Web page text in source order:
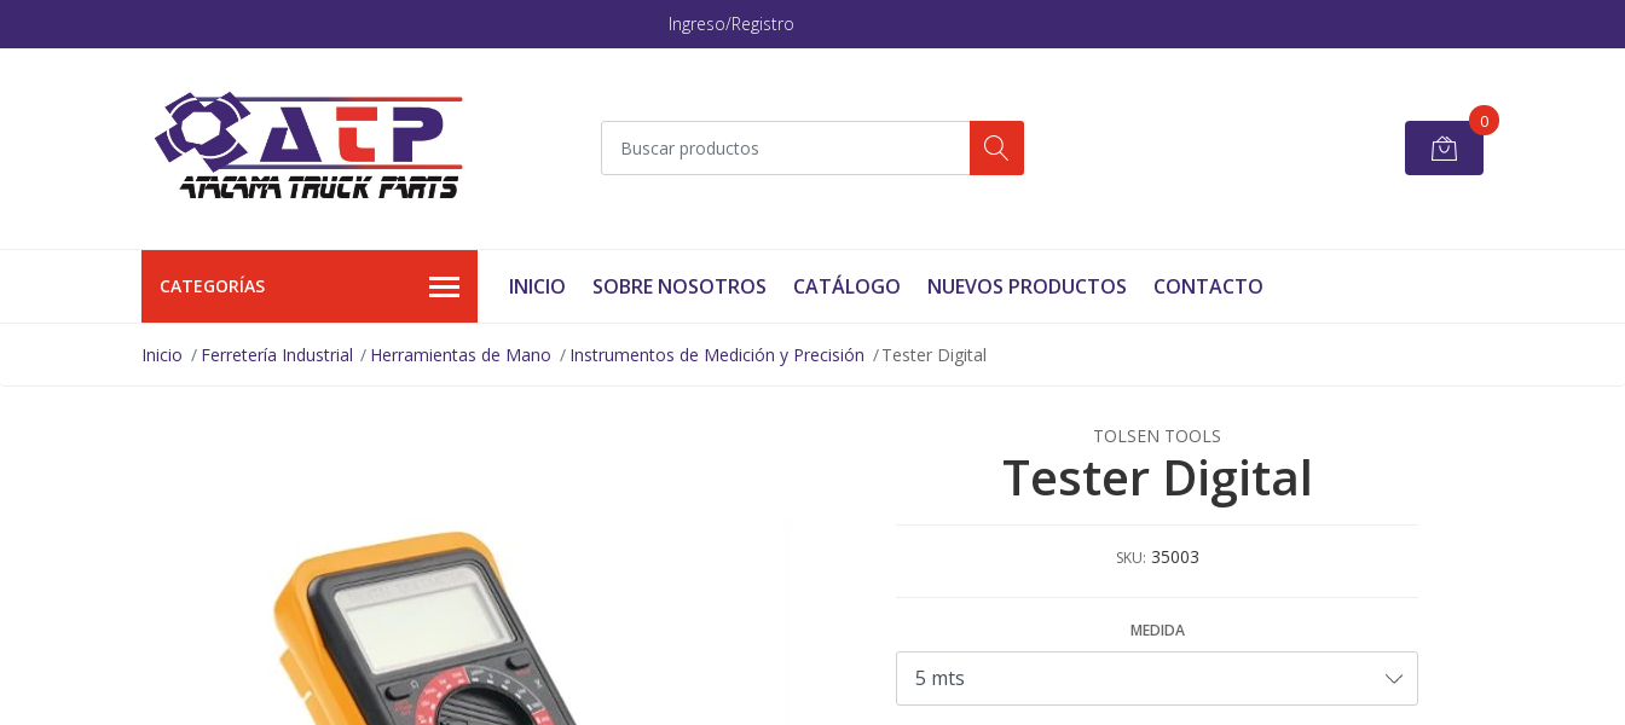
Ingreso/Registro
0
CATEGORÍAS INICIO SOBRE NOSOTROS CATÁLOGO NUEVOS PRODUCTOS CONTACTO
Inicio Ferretería Industrial Herramientas de Mano Instrumentos de Medición y Precisión Tester Digital
TOLSEN TOOLS
Tester Digital
SKU: 35003
MEDIDA